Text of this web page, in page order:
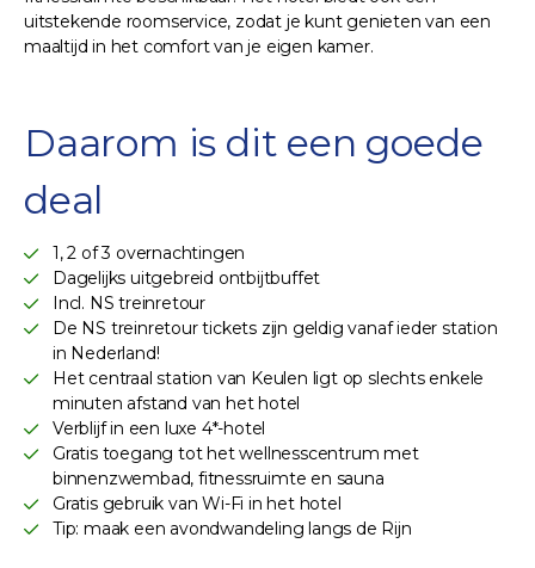
uitstekende roomservice, zodat je kunt genieten van een
maaltijd in het comfort van je eigen kamer.
Daarom is dit een goede
deal
1, 2 of 3 overnachtingen
Dagelijks uitgebreid ontbijtbuffet
Incl. NS treinretour
De NS treinretour tickets zijn geldig vanaf ieder station
in Nederland!
Het centraal station van Keulen ligt op slechts enkele
minuten afstand van het hotel
Verblijf in een luxe 4*-hotel
Gratis toegang tot het wellnesscentrum met
binnenzwembad, fitnessruimte en sauna
Gratis gebruik van Wi-Fi in het hotel
Tip: maak een avondwandeling langs de Rijn